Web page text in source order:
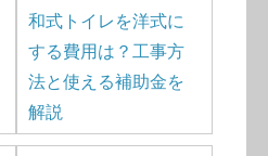
和式トイレを洋式に
する費用は？工事方
法と使える補助金を
解説